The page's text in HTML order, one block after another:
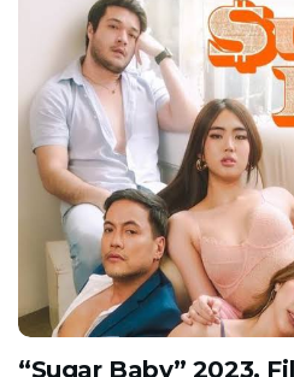
“Sugar Baby” 2023,